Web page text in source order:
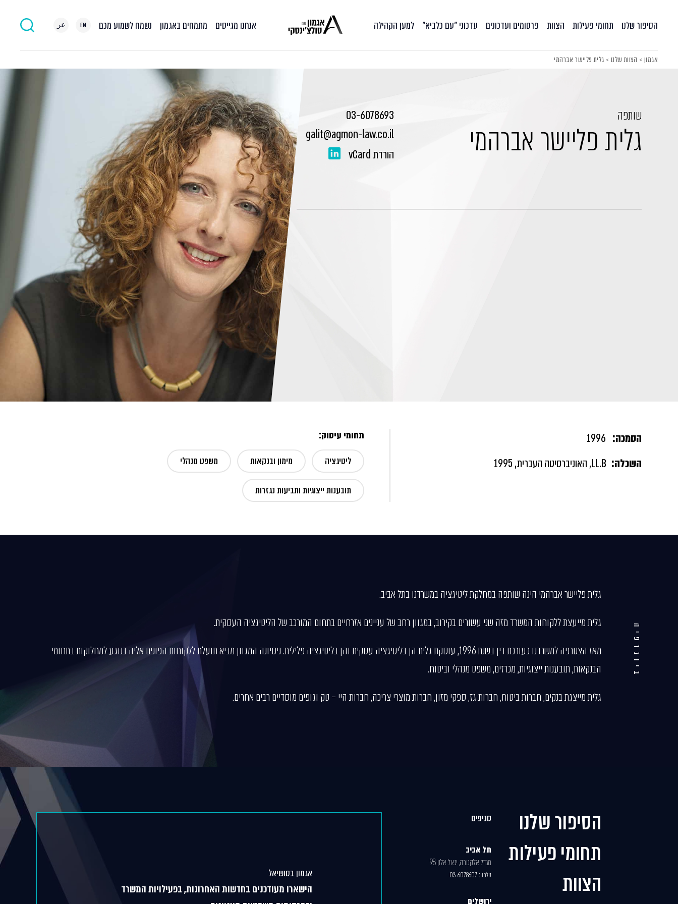
הסיפור שלנו תחומי פעילות הצוות פרסומים ועדכונים עדכוני ״עם כלביא״ למען הקהילה אנחנו מגייסים מתמחים באגמון נשמח לשמוע מכם EN عر
אגמון > הצוות שלנו > גלית פליישר אברהמי
שותפה
גלית פליישר אברהמי
03-6078693
galit@agmon-law.co.il
הורדת vCard
הסמכה:
השכלה: LL.B, האוניברסיטה העברית, 1995
תחומי עיסוק:
ליטיגציה
מימון ובנקאות משפט מנהלי
תובענות ייצוגיות ותביעות נגזרות
ביוגרפיה
גלית פליישר אברהמי הינה שותפה במחלקת ליטיגציה במשרדנו בתל אביב.
גלית מייעצת ללקוחות המשרד מזה שני עשורים בקירוב, במגוון רחב של עניינים אזרחיים בתחום המורכב של הליטיגציה העסקית.
מאז הצטרפה למשרדנו כעורכת דין בשנת 1996, עוסקת גלית הן בליטיגציה עסקית והן בליטיגציה פלילית. ניסיונה המגוון מביא תועלת ללקוחות הפונים אליה בנוגע למחלוקות בתחומי
הבנקאות, תובענות ייצוגיות, מכרזים, משפט מנהלי וביטוח.
גלית מייצגת בנקים, חברות ביטוח, חברות גז, ספקי מזון, חברות מוצרי צריכה, חברות היי – טק וגופים מוסדיים רבים אחרים.
הסיפור שלנו
תחומי פעילות
הצוות
סניפים
תל אביב
מגדל אלקטרה, יגאל אלון 98
טלפון: 03-6078607
ירושלים
אגמון בסושיאל
הישארו מעודכנים בחדשות האחרונות, בפעילויות המשרד